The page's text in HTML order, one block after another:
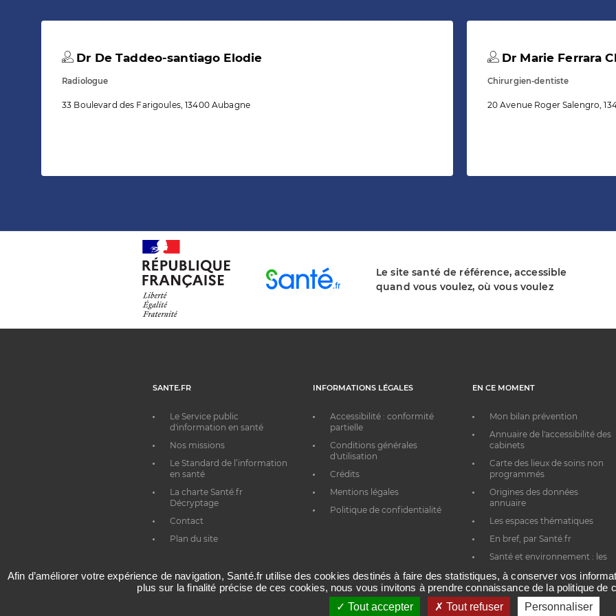
Dr De Taddeo-santiago Elodie
Radiologue
33 Boulevard des Farigoules, 13400 Aubagne
Dr Marie Ferrara
Chirurgien-dentiste
20 Avenue Roger Salengro,
Le site santé de référence, accessible
quand vous voulez, où vous voulez
SANTE.FR
Le Service public
d'information en santé
Nos missions
Le Standard de l’information
en santé
La charte Santé.fr
Décryptage
Contact
Plan du site
INFORMATIONS LÉGALES
Accessibilité : conformité
partielle
Conditions générales
d'utilisation
Crédits
Mentions légales
Politique de confidentialité
EN CE MOMENT
Mon bilan prévention
Annuaire de l'accessibilité des
cabinets
Carte des lieux de soins non
programmés
Origines des données
annuaire
Les espaces thématiques
En bref, par Santé.fr
Santé et environnement : les
Afin d’améliorer votre expérience de navigation, Santé.fr utilise des cookies destinés à faire des statistiques, à conserver vos
plus sur la finalité précise de ces cookies, nous vous invitons à prendre connaissance de la politique de
Tout accepter
Tout refuser Personnaliser